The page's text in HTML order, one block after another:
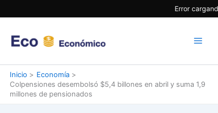
Error
al
Inicio
Economía
Colpensiones desembolsó $5,4 billones en abril y suma 1,9
millones de pensionados